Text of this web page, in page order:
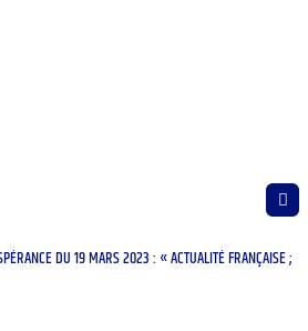
DU 19 MARS 2023 : « ACTUALITÉ FRANÇAISE ;